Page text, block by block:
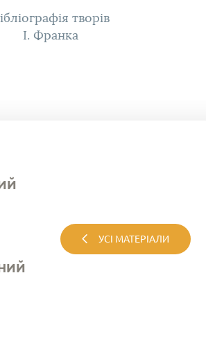
творів
І. Франка
УСІ МАТЕРІАЛИ